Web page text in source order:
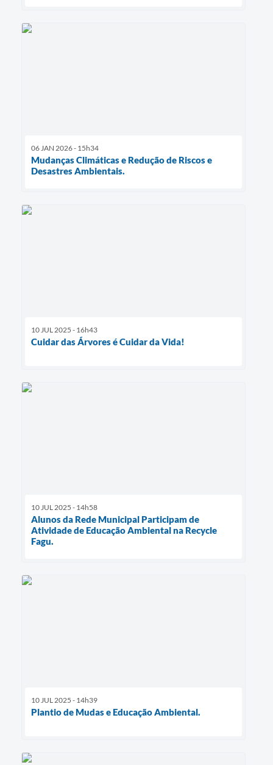
06 JAN 2026 - 15h34
Mudanças Climáticas e Redução de Riscos e
Desastres Ambientais.
10 JUL 2025 - 16h43
Cuidar das Árvores é Cuidar da Vida!
10 JUL 2025 - 14h58
Alunos da Rede Municipal Participam de
Atividade de Educação Ambiental na Recycle
Fagu.
10 JUL 2025 - 14h39
Plantio de Mudas e Educação Ambiental.